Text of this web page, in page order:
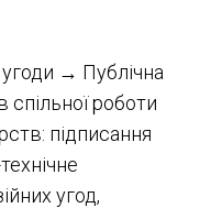
угоди → Публічна
спільної роботи
підписання
угод,